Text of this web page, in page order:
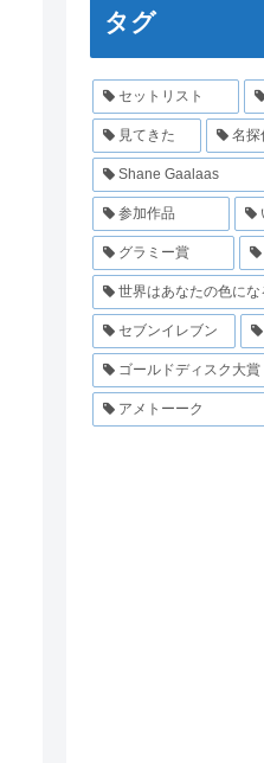
タグ
セットリスト
見てきた 名探
Shane Gaalaas
参加作品
グラミー賞
世界はあなたの色にな
セブンイレブン
ゴールドディスク大賞
アメトーーク